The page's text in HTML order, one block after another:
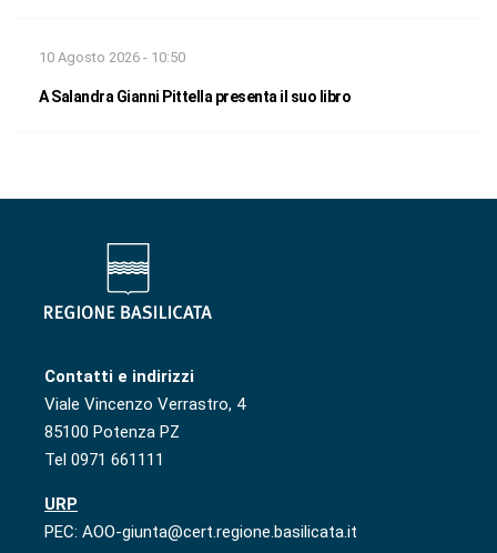
10 Agosto 2026 - 10:50
A Salandra Gianni Pittella presenta il suo libro
Contatti e indirizzi
Viale Vincenzo Verrastro, 4
85100 Potenza PZ
Tel 0971 661111
URP
PEC: AOO-giunta@cert.regione.basilicata.it